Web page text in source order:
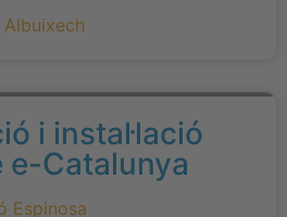
i instal·lació
e-Catalunya
Espinosa